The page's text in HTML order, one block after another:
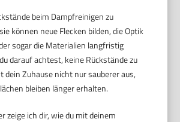
beim Dampfreinigen zu
können neue Flecken bilden, die Optik
sogar die Materialien langfristig
darauf achtest, keine Rückstände zu
dein Zuhause nicht nur sauberer aus,
bleiben länger erhalten.
zeige ich dir, wie du mit deinem